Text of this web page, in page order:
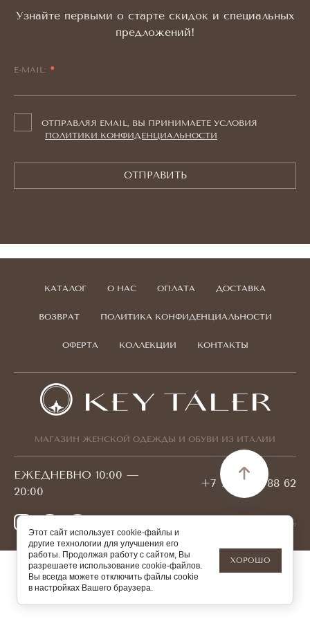
Узнайте первыми о старте скидок и специальных
предложений!
E-MAIL:
ОТПРАВЛЯЯ EMAIL, ВЫ ПРИНИМАЕТЕ УСЛОВИЯ
ПОЛИТИКИ КОНФИДЕНЦИАЛЬНОСТИ
ОТПРАВИТЬ
КАТАЛОГ О НАС ОПЛАТА ДОСТАВКА
ВОЗВРАТ ПОЛИТИКА КОНФИДЕНЦИАЛЬНОСТИ
ОФЕРТА КОЛЛЕКЦИИ КОНТАКТЫ
ЕЖЕДНЕВНО 10:00 —
20:00
+7 778 095 88 62
© 2026 KEYTALER БИН 180940001421
МАГАЗИН ЖЕНСКОЙ ОДЕЖДЫ И ОБУВИ ИЗ ИТАЛИИ
Этот сайт использует cookie-файлы и
другие технологии для улучшения его
работы. Продолжая работу с сайтом, Вы
разрешаете использование cookie-файлов.
Вы всегда можете отключить файлы cookie
в настройках Вашего браузера.
ХОРОШО